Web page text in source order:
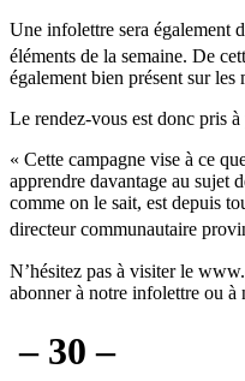
Une infolettre sera également
éléments de la semaine. De
également bien présent sur
Le rendez-vous est donc pris
« Cette campagne vise à ce
apprendre davantage au sujet
comme on le sait, est depuis
directeur communautaire
N’hésitez pas à visiter le
abonner à notre infolettre ou
– 30 –